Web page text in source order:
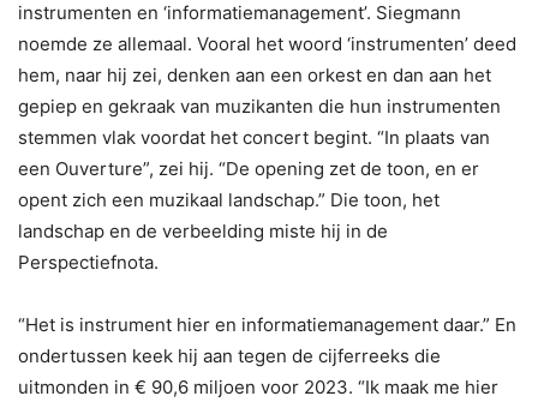
instrumenten en ‘informatiemanagement’. Siegmann
noemde ze allemaal. Vooral het woord ‘instrumenten’ deed
hem, naar hij zei, denken aan een orkest en dan aan het
gepiep en gekraak van muzikanten die hun instrumenten
stemmen vlak voordat het concert begint. “In plaats van
een Ouverture”, zei hij. “De opening zet de toon, en er
opent zich een muzikaal landschap.” Die toon, het
landschap en de verbeelding miste hij in de
Perspectiefnota.
“Het is instrument hier en informatiemanagement daar.” En
ondertussen keek hij aan tegen de cijferreeks die
uitmonden in € 90,6 miljoen voor 2023. “Ik maak me hier